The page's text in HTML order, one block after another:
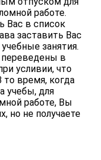
работе.
Вас в список
заставить Вас
занятия.
в
усливии, что
то время, когда
учебы, для
работе, Вы
но не получаете